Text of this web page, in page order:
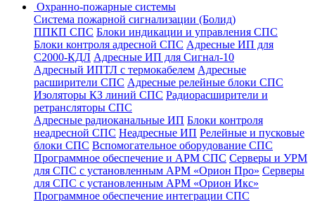
Охранно-пожарные системы
Система пожарной сигнализации (Болид)
ППКП СПС Блоки индикации и управления СПС
Блоки контроля адресной СПС Адресные ИП для
С2000-КДЛ Адресные ИП для Сигнал-10
Адресный ИПТЛ с термокабелем Адресные
расширители СПС Адресные релейные блоки СПС
Изоляторы КЗ линий СПС Радиорасширители и
ретрансляторы СПС
Адресные радиоканальные ИП Блоки контроля
неадресной СПС Неадресные ИП Релейные и пусковые
блоки СПС Вспомогательное оборудование СПС
Программное обеспечение и АРМ СПС Серверы и УРМ
для СПС с установленным АРМ «Орион Про» Серверы
для СПС с установленным АРМ «Орион Икс»
Программное обеспечение интеграции СПС